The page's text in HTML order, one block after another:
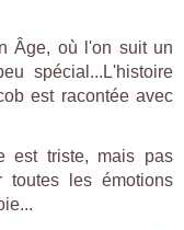
Âge, où l'on suit un
spécial... L'histoire
est racontée avec
est triste, mais pas
les émotions